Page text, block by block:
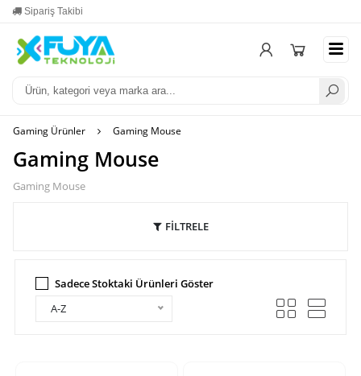
Sipariş Takibi
Gaming Ürünler Gaming Mouse
Gaming Mouse
Gaming Mouse
FİLTRELE
Sadece Stoktaki Ürünleri Göster
A-Z